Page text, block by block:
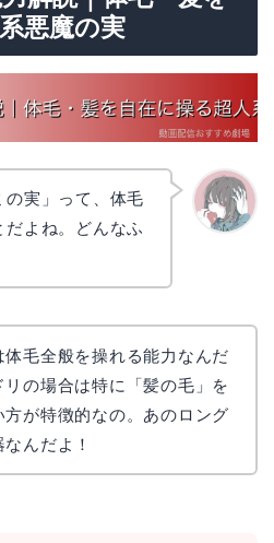
悪魔の実
の実」って、体毛
だよね。どんなふ
体毛全般を操れる能力なんだ
リの場合は特に「髪の毛」を
方が特徴的なの。あのロング
んだよ！